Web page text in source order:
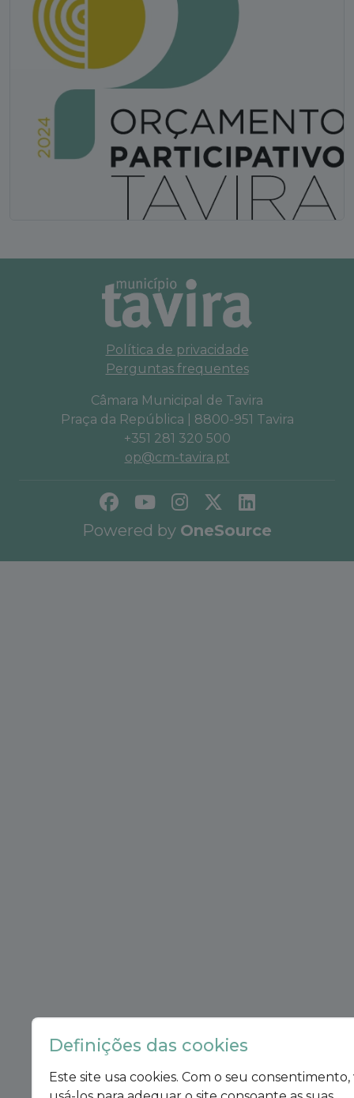
Política de privacidade
Perguntas frequentes
Câmara Municipal de Tavira
Praça da República | 8800-951 Tavira
+351 281 320 500
op@cm-tavira.pt
Powered by OneSource
Definições das cookies
Este site usa cookies. Com o seu consentimento,